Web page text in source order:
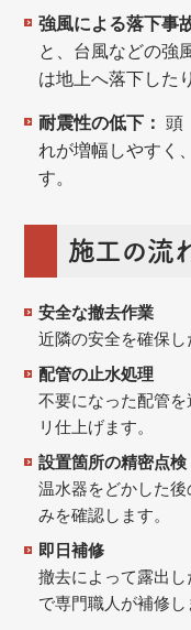
強風による落下事
と、台風などの強
は地上へ落下した
耐震性の低下： 頭
れが増幅しやすく
す。
施工の流
安全な撤去作業
近隣の安全を確保し
配管の止水処理
不要になった配管
リ仕上げます。
設置箇所の精密点検
温水器をどかした
みを確認します。
即日補修
撤去によって露出
で専門職人が補修し